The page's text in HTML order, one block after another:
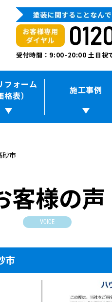
受付時間：9:00-20:00 土日祝
フォーム
格表）
施工事例
砂市
客様の声
VOICE
市